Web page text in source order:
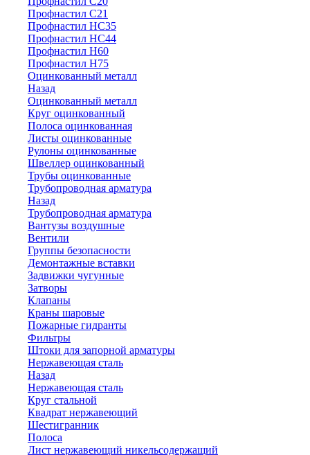
Профнастил С21
Профнастил НС35
Профнастил НС44
Профнастил Н60
Профнастил Н75
Оцинкованный металл
Назад
Оцинкованный металл
Круг оцинкованный
Полоса оцинкованная
Листы оцинкованные
Рулоны оцинкованные
Швеллер оцинкованный
Трубы оцинкованные
Трубопроводная арматура
Назад
Трубопроводная арматура
Вантузы воздушные
Вентили
Группы безопасности
Демонтажные вставки
Задвижки чугунные
Затворы
Клапаны
Краны шаровые
Пожарные гидранты
Фильтры
Штоки для запорной арматуры
Нержавеющая сталь
Назад
Нержавеющая сталь
Круг стальной
Квадрат нержавеющий
Шестигранник
Полоса
Лист нержавеющий никельсодержащий